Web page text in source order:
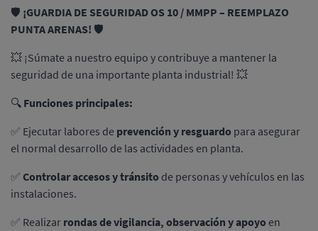
🛡️ ¡GUARDIA DE SEGURIDAD OS 10 / MMPP – REEMPLAZO
PUNTA ARENAS! 🛡️
💥 ¡Súmate a nuestro equipo y contribuye a mantener la
seguridad de una importante planta industrial! 💥
🔍 Funciones principales:
✅ Ejecutar labores de prevención y resguardo para asegurar
el normal desarrollo de las actividades en planta.
✅ Controlar accesos y tránsito de personas y vehículos en las
instalaciones.
✅ Realizar rondas de vigilancia, observación y apoyo en